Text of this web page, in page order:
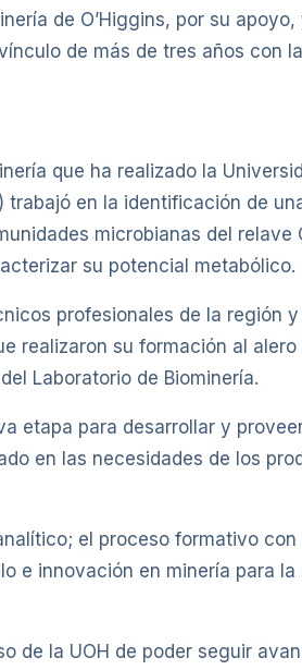
de O’Higgins, por su
de más de tres años con
que ha realizado la
trabajó en la identificación de
microbianas del relave
su potencial metabólico.
profesionales de la región
realizaron su formación al
Laboratorio de Biominería.
etapa para desarrollar y
en las necesidades de los
el proceso formativo con
e innovación en minería para
de la UOH de poder seguir